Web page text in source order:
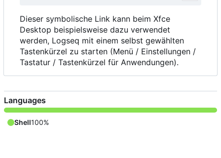
Dieser symbolische Link kann beim Xfce
Desktop beispielsweise dazu verwendet
werden, Logseq mit einem selbst gewählten
Tastenkürzel zu starten (Menü / Einstellungen /
Tastatur / Tastenkürzel für Anwendungen).
Languages
Shell100%